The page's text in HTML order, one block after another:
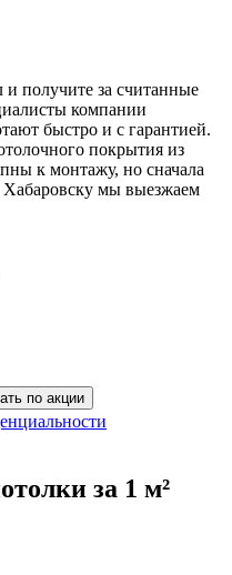
получите за считанные
компании
быстро и с гарантией.
покрытия из
к монтажу, но сначала
мы выезжаем
по акции
за 1 м²